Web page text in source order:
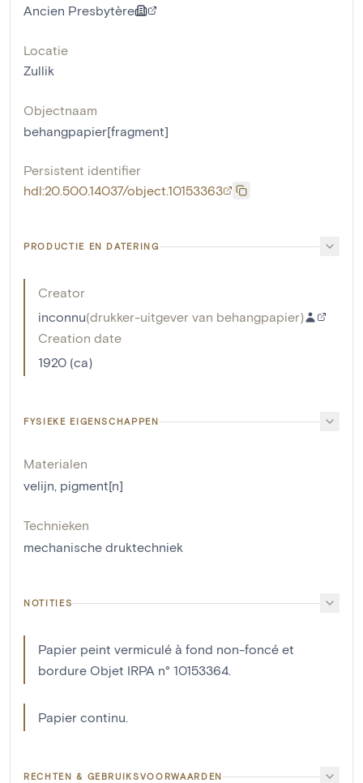
Ancien Presbytère
Locatie
Zullik
Objectnaam
behangpapier[fragment]
Persistent identifier
hdl:20.500.14037/object.10153363
PRODUCTIE EN DATERING
Creator
inconnu(drukker-uitgever van behangpapier)
Creation date
1920 (ca)
FYSIEKE EIGENSCHAPPEN
Materialen
velijn, pigment[n]
Technieken
mechanische druktechniek
NOTITIES
Papier peint vermiculé à fond non-foncé et
bordure Objet IRPA n° 10153364.
Papier continu.
RECHTEN & GEBRUIKSVOORWAARDEN